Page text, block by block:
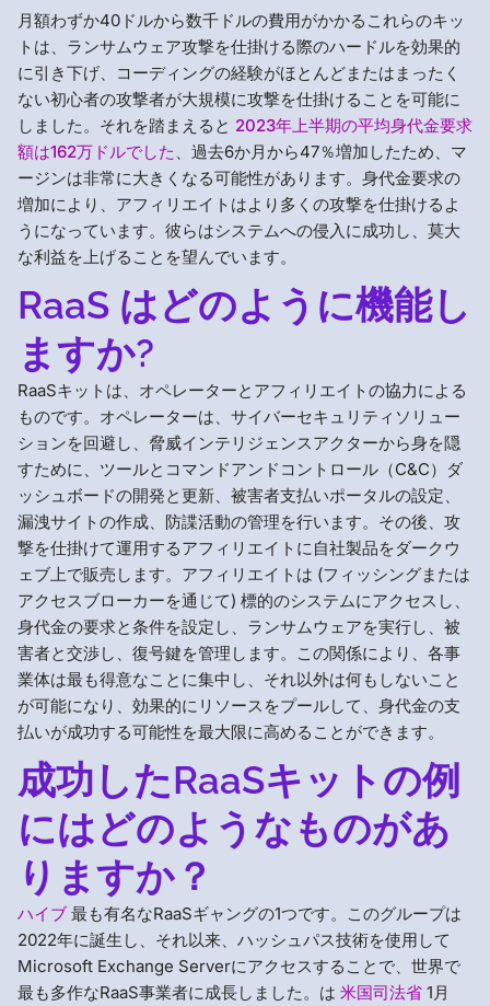
月額わずか40ドルから数千ドルの費用がかかるこれらのキッ
トは、ランサムウェア攻撃を仕掛ける際のハードルを効果的
に引き下げ、コーディングの経験がほとんどまたはまったく
ない初心者の攻撃者が大規模に攻撃を仕掛けることを可能に
しました。それを踏まえると 2023年上半期の平均身代金要求
額は162万ドルでした 、過去6か月から47％増加したため、マ
ージンは非常に大きくなる可能性があります。身代金要求の
増加により、アフィリエイトはより多くの攻撃を仕掛けるよ
うになっています。彼らはシステムへの侵入に成功し、莫大
な利益を上げることを望んでいます。
RaaS はどのように機能し
ますか?
RaaSキットは、オペレーターとアフィリエイトの協力による
ものです。オペレーターは、サイバーセキュリティソリュー
ションを回避し、脅威インテリジェンスアクターから身を隠
すために、ツールとコマンドアンドコントロール（C&C）ダ
ッシュボードの開発と更新、被害者支払いポータルの設定、
漏洩サイトの作成、防諜活動の管理を行います。その後、攻
撃を仕掛けて運用するアフィリエイトに自社製品をダークウ
ェブ上で販売します。アフィリエイトは (フィッシングまたは
アクセスブローカーを通じて) 標的のシステムにアクセスし、
身代金の要求と条件を設定し、ランサムウェアを実行し、被
害者と交渉し、復号鍵を管理します。この関係により、各事
業体は最も得意なことに集中し、それ以外は何もしないこと
が可能になり、効果的にリソースをプールして、身代金の支
払いが成功する可能性を最大限に高めることができます。
成功したRaaSキットの例
にはどのようなものがあ
りますか？
ハイブ 最も有名なRaaSギャングの1つです。このグループは
2022年に誕生し、それ以来、ハッシュパス技術を使用して
Microsoft Exchange Serverにアクセスすることで、世界で
最も多作なRaaS事業者に成長しました。は 米国司法省 1月